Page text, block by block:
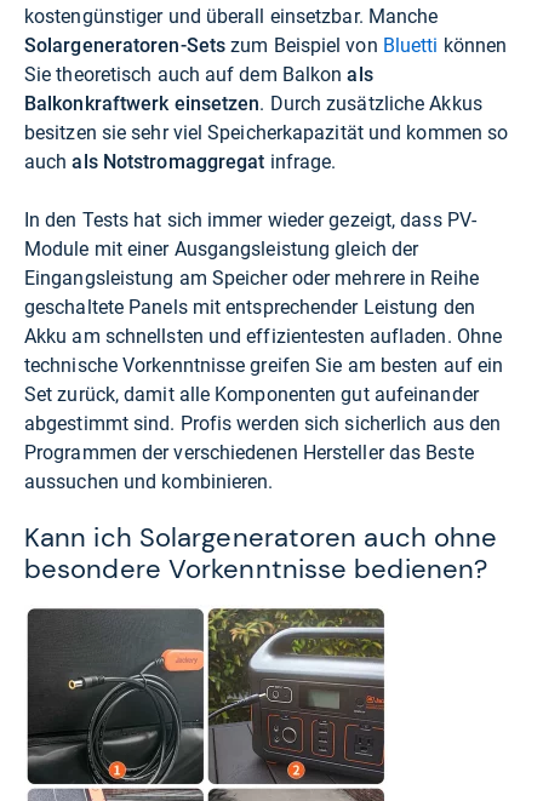
kostengünstiger und überall einsetzbar. Manche
Solargeneratoren-Sets zum Beispiel von Bluetti können
Sie theoretisch auch auf dem Balkonals
Balkonkraftwerk einsetzen. Durch zusätzliche Akkus
besitzen sie sehr viel Speicherkapazität und kommen so
auchals Notstromaggregat infrage.
In den Tests hat sich immer wieder gezeigt, dass PV-
Module mit einer Ausgangsleistung gleich der
Eingangsleistung am Speicher oder mehrere in Reihe
geschaltete Panels mit entsprechender Leistung den
Akku am schnellsten und effizientesten aufladen. Ohne
technische Vorkenntnisse greifen Sie am besten auf ein
Set zurück, damit alle Komponenten gut aufeinander
abgestimmt sind. Profis werden sich sicherlich aus den
Programmen der verschiedenen Hersteller das Beste
aussuchen und kombinieren.
Kann ich Solargeneratoren auch ohne
besondere Vorkenntnisse bedienen?